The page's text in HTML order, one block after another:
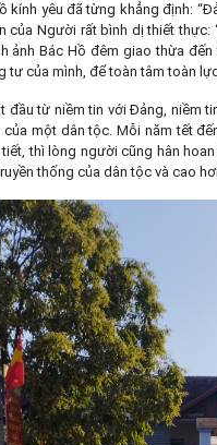
kính yêu đã từng khẳng định:
của Người rất bình dị thiết
ảnh Bác Hồ đêm giao thừa
tư của mình, để toàn tâm toàn
đầu từ niềm tin với Đảng, niềm
một dân tộc. Mỗi năm tết
thì lòng người cũng hân
thống của dân tộc và cao